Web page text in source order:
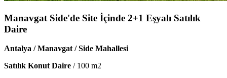
Manavgat Side'de Site İçinde 2+1 Eşyalı Satılık
Daire
Antalya / Manavgat / Side Mahallesi
Satılık Konut Daire / 100 m2